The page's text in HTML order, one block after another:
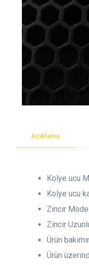
Açıklama
Kolye ucu
Kolye ucu
Zincir
Zincir
Ürün
Ürün